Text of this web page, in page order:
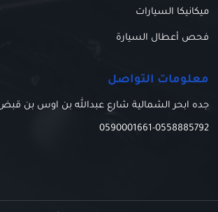
ميكانيكا السيارات
فحص أعطال السيارة
معلومات التواصل
جده ابحر الشمالية شارع عبدالله بن اوس بن
0558885792
-
0590001661